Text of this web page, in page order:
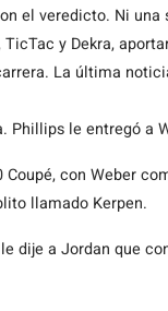
el veredicto. Ni
y Dekra,
La última
Phillips le entregó
con Weber
llamado Kerpen.
dije a Jordan que